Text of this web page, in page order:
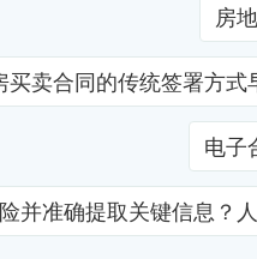
房
卖合同的传统签署方
电子
并准确提取关键信息